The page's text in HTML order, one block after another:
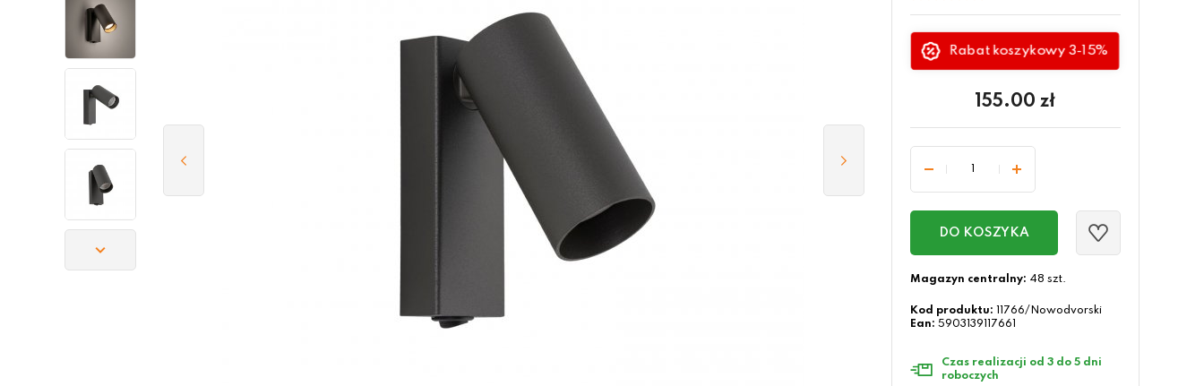
Rabat koszykowy 3-15%
155.00 zł
DO KOSZYKA
Magazyn centralny: 48 szt.
Kod produktu:
11766/Nowodvorski
Ean: 5903139117661
Czas realizacji od 3 do 5 dni
roboczych